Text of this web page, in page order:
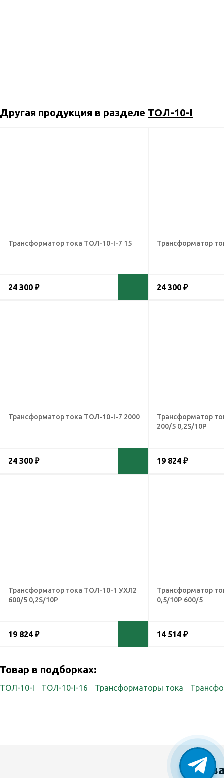
Другая продукция в разделе ТОЛ-10-I
Трансформатор тока ТОЛ-10-I-7 15
24 300 ₽
Трансформатор
24 300 ₽
Трансформатор тока ТОЛ-10-I-7 2000
24 300 ₽
Трансформатор
200/5 0,2S/10Р
19 824 ₽
Трансформатор тока ТОЛ-10-1 УХЛ2
600/5 0,2S/10Р
19 824 ₽
Трансформатор
0,5/10Р 600/5
14 514 ₽
Товар в подборках:
ТОЛ-10-I ТОЛ-10-I-16 Трансформаторы тока
У